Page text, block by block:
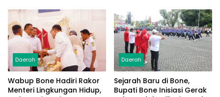
Pattuku, Jaring Pengaman
Mulai Terpasang
Kemerdekaan
Daerah
Wabup Bone Hadiri Rakor
Menteri Lingkungan Hidup,
Daerah
Sejarah Baru di Bone,
Bupati Bone Inisiasi Gerak